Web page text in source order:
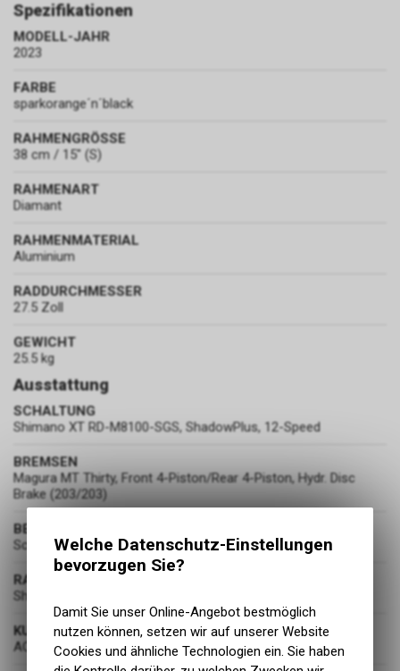
Spezifikationen
MODELL-JAHR
2023
FARBE
sparkorange´n´black
RAHMENGRÖSSE
38 cm / 15" (S)
RAHMENART
Diamant
RAHMENMATERIAL
Aluminium
RADDURCHMESSER
27.5 Zoll
GEWICHT
25.5 kg
Ausstattung
SCHALTUNG
Shimano XT RD-M8100-SGS, ShadowPlus, 12-Speed
BREMSEN
Magura MT Thirty, Front 4-Piston/Rear 4-Piston, Hydr. Disc
Brake (203/203)
BEREIFUNG
Schwalbe Smart Sam, Active, 2.6
RADSATZ
Shimano HB-MT400-B / FH-MT410-B
KURBELGARNITUR
ACID E-Crank, 38T, 170mm
Welche Datenschutz-Einstellungen
bevorzugen Sie?
Damit Sie unser Online-Angebot bestmöglich
nutzen können, setzen wir auf unserer Website
Cookies und ähnliche Technologien ein. Sie haben